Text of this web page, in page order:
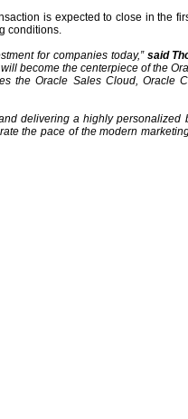
is expected to close in the
conditions.
for companies today,” said
become the centerpiece of the
the Oracle Sales Cloud, Oracle
delivering a highly personalized
the pace of the modern